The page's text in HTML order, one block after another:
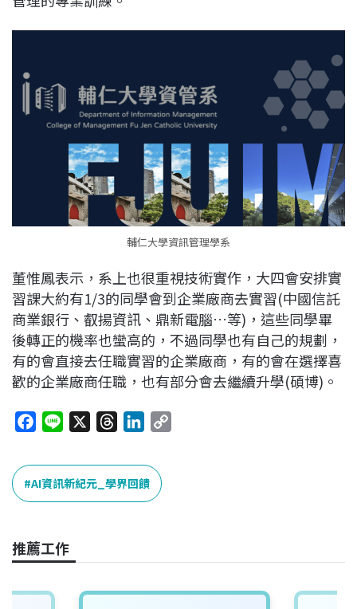
輔仁大學資訊管理學系
董惟鳳表示，系上也很重視技術實作，大四會安排實
習課大約有1/3的同學會到企業廠商去實習(中國信託
商業銀行、叡揚資訊、鼎新電腦…等)，這些同學畢
後轉正的機率也蠻高的，不過同學也有自己的規劃，
有的會直接去任職實習的企業廠商，有的會在選擇喜
歡的企業廠商任職，也有部分會去繼續升學(碩博)。
c
e
b
o
k
n
e
r
e
a
n
k
e
n
k
AI資訊新紀元_學界回饋
推薦工作